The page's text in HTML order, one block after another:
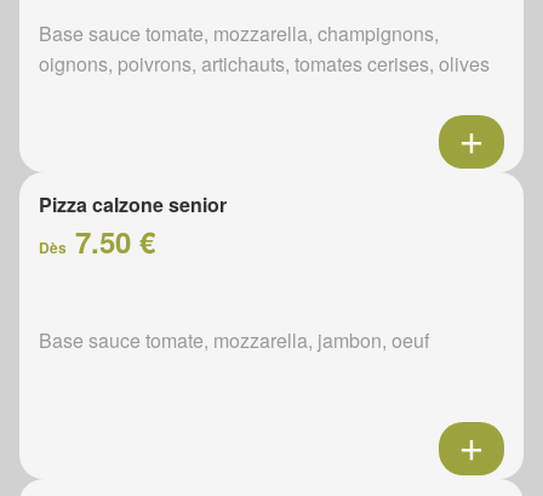
Base sauce tomate, mozzarella, champignons,
oignons, poivrons, artichauts, tomates cerises, olives
Pizza calzone senior
Dès 7.50 €
Base sauce tomate, mozzarella, jambon, oeuf